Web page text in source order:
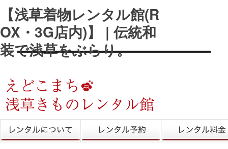
【浅草着物レンタル館(R
OX・3G店内)】 | 伝統和
装で浅草をぶらり。